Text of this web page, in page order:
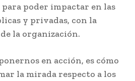
poder impactar en las
y privadas, con la
la organización.
en acción, es cómo
la mirada respecto a los